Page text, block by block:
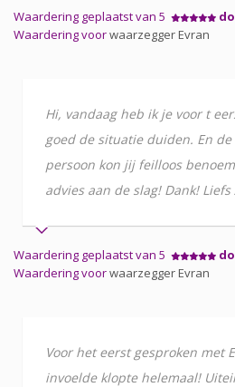
Waardering geplaatst van 5
Waardering voorwaarzegger Evran
Hi, vandaag heb ik je voor t
goed de situatie duiden. En
persoon kon jij feilloos
advies aan de slag! Dank! Liefs
Waardering geplaatst van 5
Waardering voorwaarzegger Evran
Voor het eerst gesproken met
invoelde klopte helemaal!